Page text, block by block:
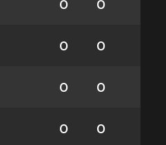
0 0
0 0
0 0
0 0